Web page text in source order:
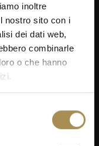
inoltre
nostro sito con i
dei dati web,
combinarle
o che hanno